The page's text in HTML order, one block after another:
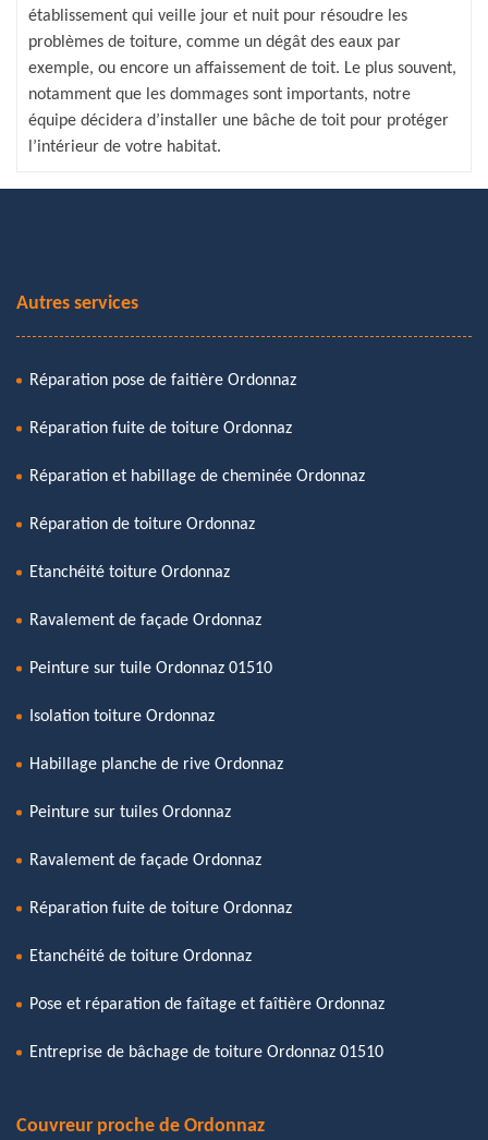
établissement qui veille jour et nuit pour résoudre les
problèmes de toiture, comme un dégât des eaux par
exemple, ou encore un affaissement de toit. Le plus souvent,
notamment que les dommages sont importants, notre
équipe décidera d’installer une bâche de toit pour protéger
l’intérieur de votre habitat.
Autres services
Réparation pose de faitière Ordonnaz
Réparation fuite de toiture Ordonnaz
Réparation et habillage de cheminée Ordonnaz
Réparation de toiture Ordonnaz
Etanchéité toiture Ordonnaz
Ravalement de façade Ordonnaz
Peinture sur tuile Ordonnaz 01510
Isolation toiture Ordonnaz
Habillage planche de rive Ordonnaz
Peinture sur tuiles Ordonnaz
Ravalement de façade Ordonnaz
Réparation fuite de toiture Ordonnaz
Etanchéité de toiture Ordonnaz
Pose et réparation de faîtage et faîtière Ordonnaz
Entreprise de bâchage de toiture Ordonnaz 01510
Couvreur proche de Ordonnaz